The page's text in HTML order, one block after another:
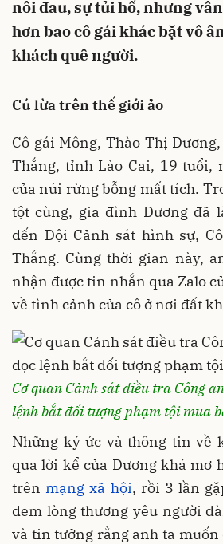
nỗi đau, sự tủi hổ, nhưng
hơn bao cô gái khác bặt vô
khách quê người.
Cú lừa trên thế giới ảo
Cô gái Mông, Thào Thị
Thắng, tỉnh Lào Cai, 19 tuổi,
của núi rừng bỗng mất tích.
tột cùng, gia đình Dương đã
đến Đội Cảnh sát hình sự,
Thắng. Cùng thời gian này,
nhận được tin nhắn qua Zalo
về tình cảnh của cô ở nơi đất
Cơ quan Cảnh sát điều tra Công
lệnh bắt đối tượng phạm tội mua
Những ký ức và thông tin về
qua lời kể của Dương khá mơ
trênmạng xã hội, rồi 3 lần
đem lòng thương yêu người
và tin tưởng rằng anh ta muốn